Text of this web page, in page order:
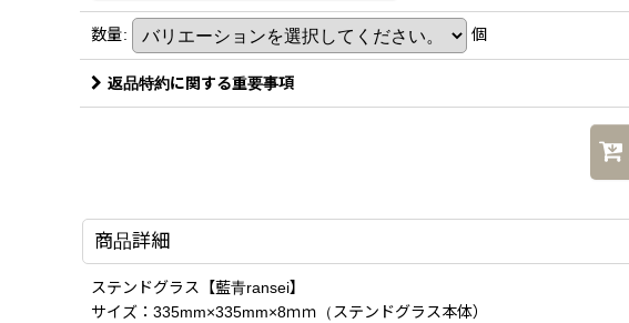
数量: 個
返品特約に関する重要事項
商品詳細
ステンドグラス【藍青ransei】
サイズ：335mm×335mm×8ｍｍ（ステンドグラス本体）